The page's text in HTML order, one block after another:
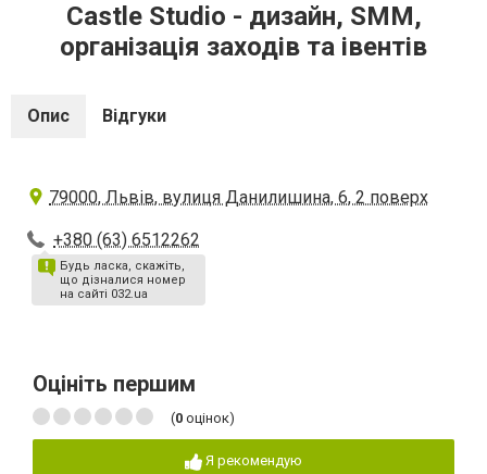
Castle Studio - дизайн, SMM,
організація заходів та івентів
Опис Відгуки
79000, Львів, вулиця Данилишина, 6, 2 поверх
+380 (63) 6512262
Будь ласка, скажіть,
що дізналися номер
на сайті 032.ua
Оцініть першим
(0 оцінок)
Я рекомендую